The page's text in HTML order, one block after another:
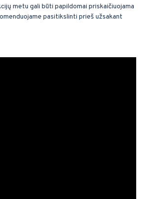
metu gali būti papildomai priskaičiuojama
pasitikslinti prieš užsakant